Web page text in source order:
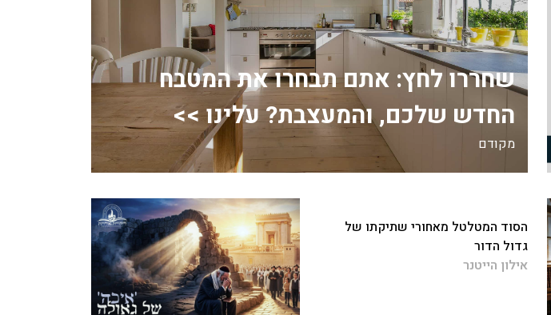
שחררו לחץ: אתם תבחרו את המטבח
החדש שלכם, והמעצבת? עלינו >>
מקודם
הסוד המטלטל מאחורי שתיקתו של
גדול הדור
אילון הייטנר